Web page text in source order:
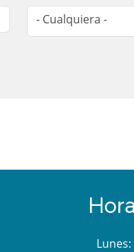
- Cualquiera -
Lunes: